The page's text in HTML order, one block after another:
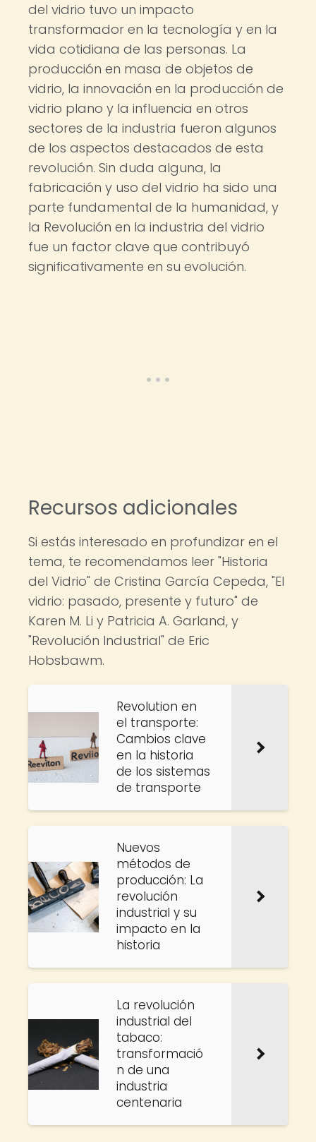
del vidrio tuvo un impacto
transformador en la tecnología y en la
vida cotidiana de las personas. La
producción en masa de objetos de
vidrio, la innovación en la producción de
vidrio plano y la influencia en otros
sectores de la industria fueron algunos
de los aspectos destacados de esta
revolución. Sin duda alguna, la
fabricación y uso del vidrio ha sido una
parte fundamental de la humanidad, y
la Revolución en la industria del vidrio
fue un factor clave que contribuyó
significativamente en su evolución.
Recursos adicionales
Si estás interesado en profundizar en el
tema, te recomendamos leer "Historia
del Vidrio" de Cristina García Cepeda, "El
vidrio: pasado, presente y futuro" de
Karen M. Li y Patricia A. Garland, y
"Revolución Industrial" de Eric
Hobsbawm.
Revolution en
el transporte:
Cambios clave
en la historia
de los sistemas
de transporte
Nuevos
métodos de
producción: La
revolución
industrial y su
impacto en la
historia
La revolución
industrial del
tabaco:
transformació
n de una
industria
centenaria